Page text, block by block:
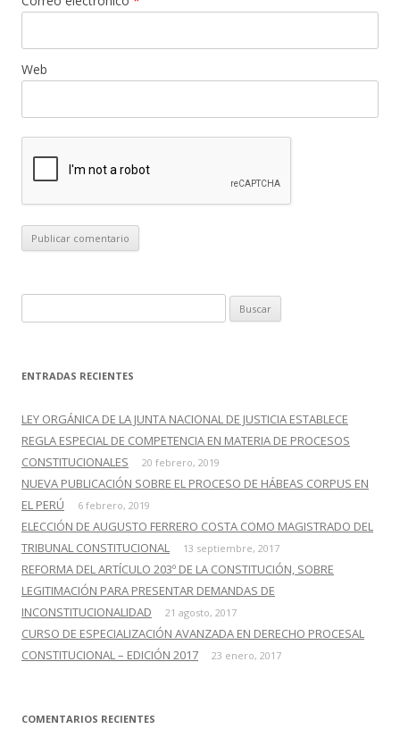
Web
u
c
r
:
ENTRADAS RECIENTES
LEY ORGÁNICA DE LA JUNTA NACIONAL DE JUSTICIA ESTABLECE
REGLA ESPECIAL DE COMPETENCIA EN MATERIA DE PROCESOS
CONSTITUCIONALES
20 febrero, 2019
NUEVA PUBLICACIÓN SOBRE EL PROCESO DE HÁBEAS CORPUS EN
EL PERÚ
6 febrero, 2019
ELECCIÓN DE AUGUSTO FERRERO COSTA COMO MAGISTRADO DEL
TRIBUNAL CONSTITUCIONAL
13 septiembre, 2017
REFORMA DEL ARTÍCULO 203º DE LA CONSTITUCIÓN, SOBRE
LEGITIMACIÓN PARA PRESENTAR DEMANDAS DE
INCONSTITUCIONALIDAD
21 agosto, 2017
CURSO DE ESPECIALIZACIÓN AVANZADA EN DERECHO PROCESAL
CONSTITUCIONAL – EDICIÓN 2017
23 enero, 2017
COMENTARIOS RECIENTES